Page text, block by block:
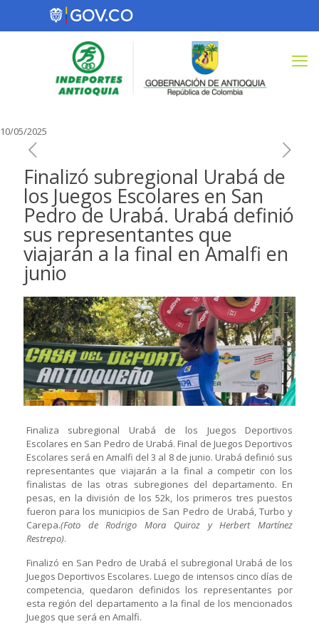
10/05/2025
Finalizó subregional Urabá de
los Juegos Escolares en San
Pedro de Urabá. Urabá definió
sus representantes que
viajarán a la final en Amalfi en
junio
Finaliza subregional Urabá de los Juegos Deportivos
Escolares en San Pedro de Urabá. Final de Juegos Deportivos
Escolares será en Amalfi del 3 al 8 de junio. Urabá definió sus
representantes que viajarán a la final a competir con los
finalistas de las otras subregiones del departamento. En
pesas, en la división de los 52k, los primeros tres puestos
fueron para los municipios de San Pedro de Urabá, Turbo y
Carepa.(Foto de Rodrigo Mora Quiroz y Herbert Martínez
Restrepo).
Finalizó en San Pedro de Urabá el subregional Urabá de los
Juegos Deportivos Escolares. Luego de intensos cinco días de
competencia, quedaron definidos los representantes por
esta región del departamento a la final de los mencionados
Juegos que será en Amalfi.